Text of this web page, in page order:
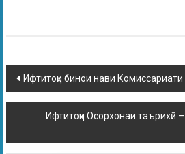
Ифтитоҳи бинои нави Комиссариати
Ифтитоҳи Осорхонаи таърихӣ